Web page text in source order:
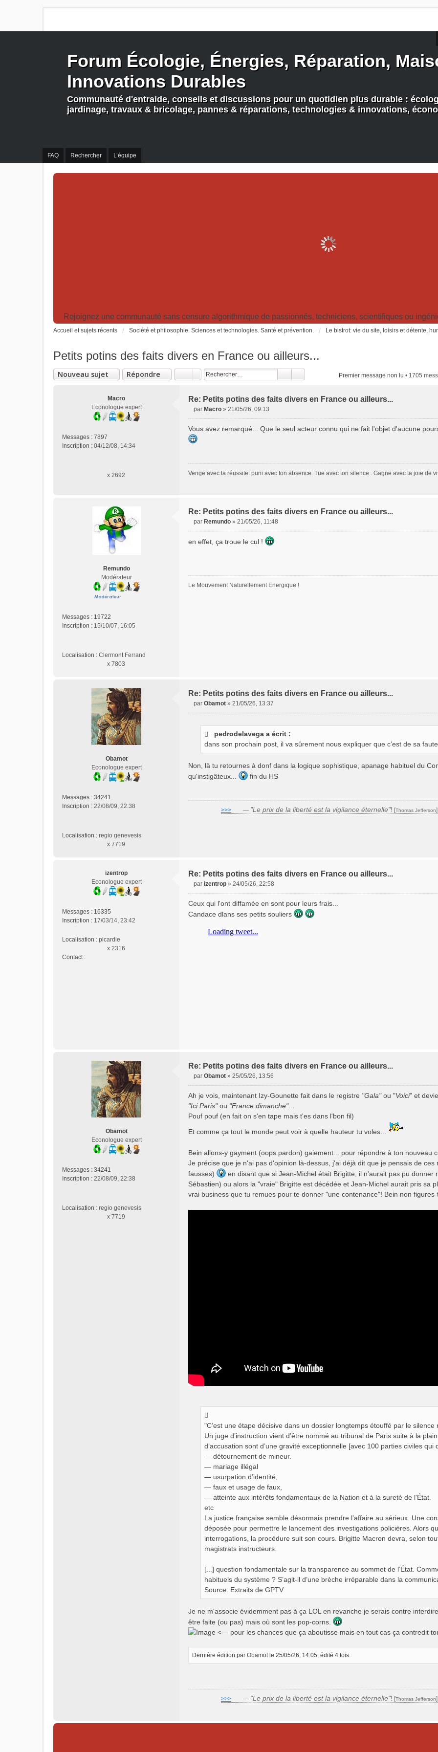
FAQ Rechercher L’équipe
Forum Écologie, Énergies, Réparation,
Innovations Durables
Communauté d'entraide, conseils et discussions pour un quotidien plus durable :
jardinage, travaux & bricolage, pannes & réparations, technologies & innovations,
Rejoignez une communauté sans censure algorithmique de passionnés, techniciens, scientifiques ou
Accueil et sujets récents Société et philosophie. Sciences et technologies. Santé et prévention. Le bistrot: vie du site, loisirs et détente,
Petits potins des faits divers en France ou ailleurs...
Nouveau sujet Répondre Premier message non lu • 1705
Macro
Econologue expert
Messages : 7897
Inscription : 04/12/08, 14:34
x 2692
Re: Petits potins des faits divers en France ou ailleurs...
s
s
n
u
par Macro » 21/05/26, 09:13
Vous avez remarqué... Que le seul acteur connu qui ne fait l'objet d'aucune
Venge avec ta réussite. puni avec ton absence. Tue avec ton silence . Gagne avec ta joie de
Remundo
Modérateur
Messages : 19722
Inscription : 15/10/07, 16:05
Localisation : Clermont Ferrand
x 7803
Re: Petits potins des faits divers en France ou ailleurs...
s
par Remundo » 21/05/26, 11:48
en effet, ça troue le cul !
Le Mouvement Naturellement Energique !
Obamot
Econologue expert
Messages : 34241
Inscription : 22/08/09, 22:38
Localisation : regio genevesis
x 7719
Re: Petits potins des faits divers en France ou ailleurs...
o
par Obamot » 21/05/26, 13:37
pedrodelavega a écrit :
dans son prochain post, il va sûrement nous expliquer que c’est de sa
Non, là tu retournes à donf dans la logique sophistique, apanage habituel du
qu'instigâteux...
fin du HS
>>> — "Le prix de la liberté est la vigilance éternelle"! [Thomas Jefferson]
izentrop
Econologue expert
Messages : 16335
Inscription : 17/03/14, 23:42
Localisation : picardie
x 2316
Contact :
e
n
t
r
o
p
Re: Petits potins des faits divers en France ou ailleurs...
s
s
par izentrop » 24/05/26, 22:58
Ceux qui l'ont diffamée en sont pour leurs frais...
Candace dlans ses petits souliers
Obamot
Econologue expert
Messages : 34241
Inscription : 22/08/09, 22:38
Localisation : regio genevesis
x 7719
Re: Petits potins des faits divers en France ou ailleurs...
s
s
a
e
o
n
par Obamot » 25/05/26, 13:56
Ah je vois, maintenant Izy-Gounette fait dans le registre "Gala"ou "Voici" et
"Ici Paris"ou "France dimanche"...
Pouf pouf (en fait on s'en tape mais t'es dans l'bon fil)
Et comme ça tout le monde peut voir à quelle hauteur tu voles...
Bein allons-y gayment (oops pardon) gaiement... pour répondre à ton nouveau
Je précise que je n'ai pas d'opinion là-dessus, j'ai déjà dit que je pensais de
fausses)
en disant que si Jean-Michel était Brigitte, il n'aurait pas pu
Sébastien) ou alors la "vraie" Brigitte est décédée et Jean-Michel aurait pris sa
vrai business que tu remues pour te donner "une contenance"! Bein non figures-
"C’est une étape décisive dans un dossier longtemps étouffé par le silence
Un juge d’instruction vient d’être nommé au tribunal de Paris suite à la
d’accusation sont d’une gravité exceptionnelle [avec 100 parties civiles qui
— détournement de mineur.
— mariage illégal
— usurpation d’identité,
— faux et usage de faux,
— atteinte aux intérêts fondamentaux de la Nation et à la sureté de l'État.
etc
La justice française semble désormais prendre l’affaire au sérieux. Une
déposée pour permettre le lancement des investigations policières. Alors
interrogations, la procédure suit son cours. Brigitte Macron devra, selon
magistrats instructeurs.
[...] question fondamentale sur la transparence au sommet de l’État.
habituels du système ? S’agit-il d’une brèche irréparable dans la
Source: Extraits de GPTV
Je ne m'associe évidemment pas à ça LOL en revanche je serais contre
être faite (ou pas) mais où sont les pop-corns.
<— pour les chances que ça aboutisse mais en tout cas ça contredit
Dernière édition par Obamotle 25/05/26, 14:05, édité 4 fois.
>>> — "Le prix de la liberté est la vigilance éternelle"! [Thomas Jefferson]